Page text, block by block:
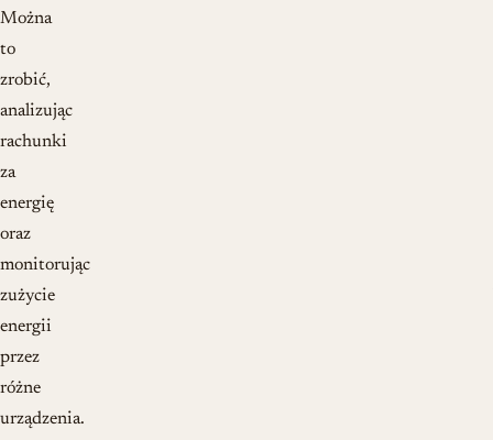
Można
to
zrobić,
analizując
rachunki
za
energię
oraz
monitorując
zużycie
energii
przez
różne
urządzenia.